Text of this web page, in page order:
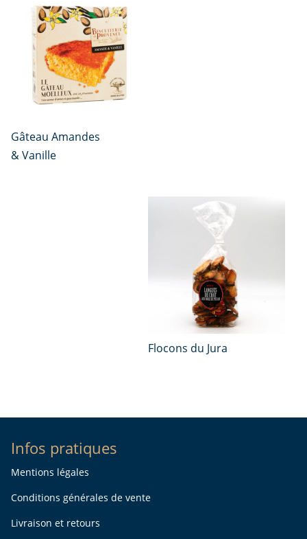
Gâteau Amandes
& Vanille
Flocons du Jura
Infos pratiques
Mentions légales
Conditions générales de vente
Livraison et retours